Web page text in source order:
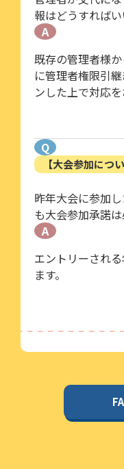
報はどうすれば
A
既存の管理者様
に管理者権限引
ンした上で対応を
Q
【大会参加につい
昨年大会に参加
も大会参加承諾
A
エントリーされ
ます。